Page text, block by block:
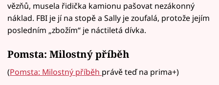
vězňů, musela řidička kamionu pašovat nezákonný
náklad. FBI je jí na stopě a Sally je zoufalá, protože jejím
posledním „zbožím“ je náctiletá dívka.
Pomsta: Milostný příběh
(Pomsta: Milostný příběh právě teď na prima+)